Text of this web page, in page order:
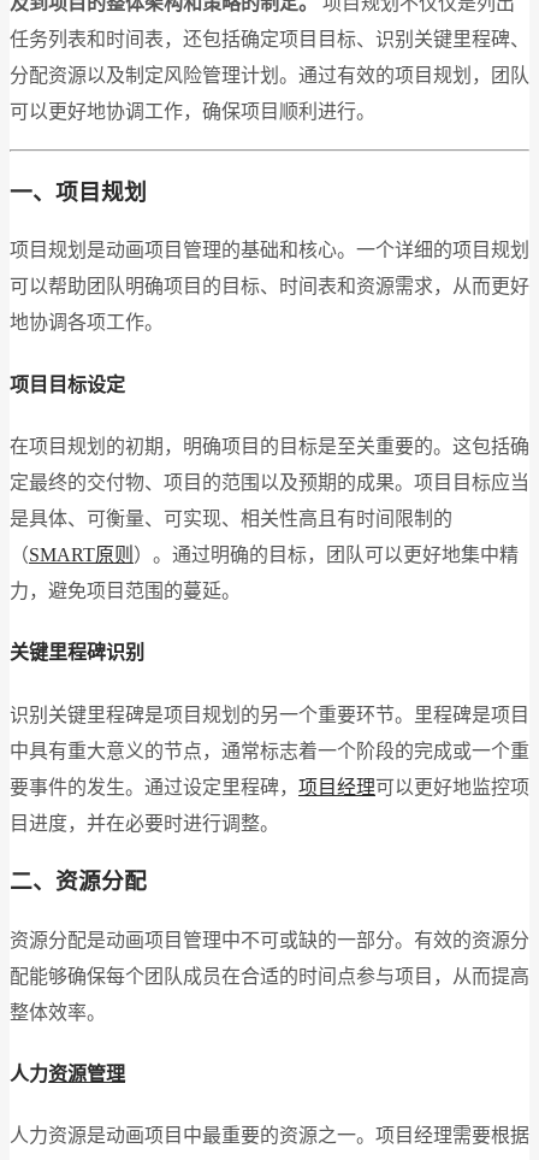
任务列表和时间表，还包括确定项目目标、识别关键里程碑、
分配资源以及制定风险管理计划。通过有效的项目规划，团队
可以更好地协调工作，确保项目顺利进行。
一、项目规划
项目规划是动画项目管理的基础和核心。一个详细的项目规划
可以帮助团队明确项目的目标、时间表和资源需求，从而更好
地协调各项工作。
项目目标设定
在项目规划的初期，明确项目的目标是至关重要的。这包括确
定最终的交付物、项目的范围以及预期的成果。项目目标应当
是具体、可衡量、可实现、相关性高且有时间限制的
（SMART原则 ）。通过明确的目标，团队可以更好地集中精
力，避免项目范围的蔓延。
关键里程碑识别
识别关键里程碑是项目规划的另一个重要环节。里程碑是项目
中具有重大意义的节点，通常标志着一个阶段的完成或一个重
要事件的发生。通过设定里程碑， 项目经理可以更好地监控项
目进度，并在必要时进行调整。
二、资源分配
资源分配是动画项目管理中不可或缺的一部分。有效的资源分
配能够确保每个团队成员在合适的时间点参与项目，从而提高
整体效率。
人力资源管理
人力资源是动画项目中最重要的资源之一。项目经理需要根据